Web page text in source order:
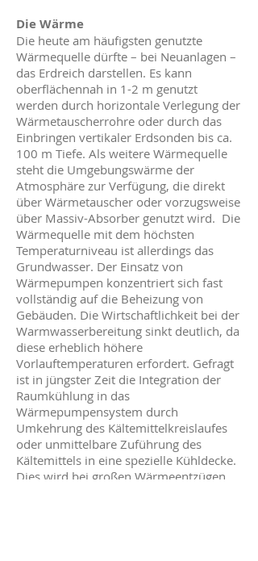
Die Wärme
Die heute am häufigsten genutzte
Wärmequelle dürfte – bei Neuanlagen –
das Erdreich darstellen. Es kann
oberflächennah in 1-2 m genutzt
werden durch horizontale Verlegung der
Wärmetauscherrohre oder durch das
Einbringen vertikaler Erdsonden bis ca.
100 m Tiefe. Als weitere Wärmequelle
steht die Umgebungswärme der
Atmosphäre zur Verfügung, die direkt
über Wärmetauscher oder vorzugsweise
über Massiv-Absorber genutzt wird. Die
Wärmequelle mit dem höchsten
Temperaturniveau ist allerdings das
Grundwasser. Der Einsatz von
Wärmepumpen konzentriert sich fast
vollständig auf die Beheizung von
Gebäuden. Die Wirtschaftlichkeit bei der
Warmwasserbereitung sinkt deutlich, da
diese erheblich höhere
Vorlauftemperaturen erfordert. Gefragt
ist in jüngster Zeit die Integration der
Raumkühlung in das
Wärmepumpensystem durch
Umkehrung des Kältemittelkreislaufes
oder unmittelbare Zuführung des
Kältemittels in eine spezielle Kühldecke.
Dies wird bei großen Wärmeentzügen